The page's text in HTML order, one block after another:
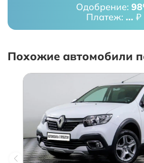
Одобрение:
Платеж: ... ₽
Похожие автомобили